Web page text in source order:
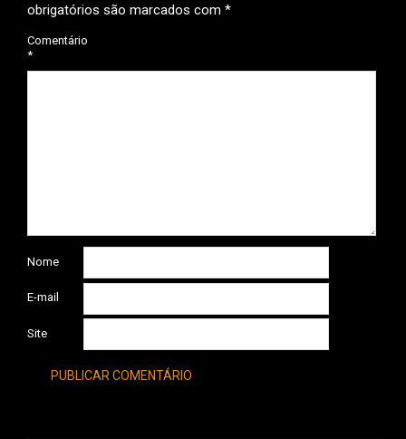
obrigatórios são marcados com *
Comentário
*
Nome
E-mail
Site